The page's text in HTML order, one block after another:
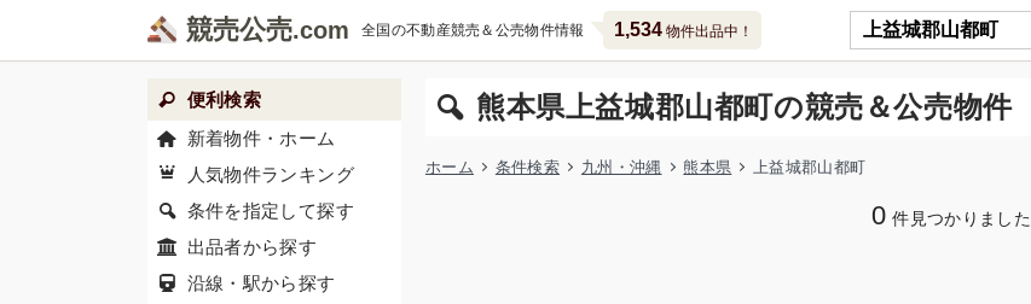
競売公売 全国の不動産競売＆公売物件情報 1,534物件出品中！
熊本県上益城郡山都町の競売＆公売物件
ホーム 条件検索 九州・沖縄 熊本県 上益城郡山都町
0 件見つかりました
便利検索
新着物件・ホーム
人気物件ランキング
条件を指定して探す
出品者から探す
沿線・駅から探す